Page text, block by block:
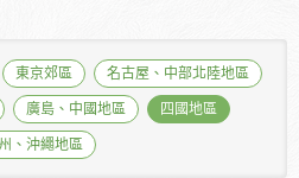
東京郊區 名古屋、中部北陸地區
廣島、中國地區 四國地區
、沖繩地區